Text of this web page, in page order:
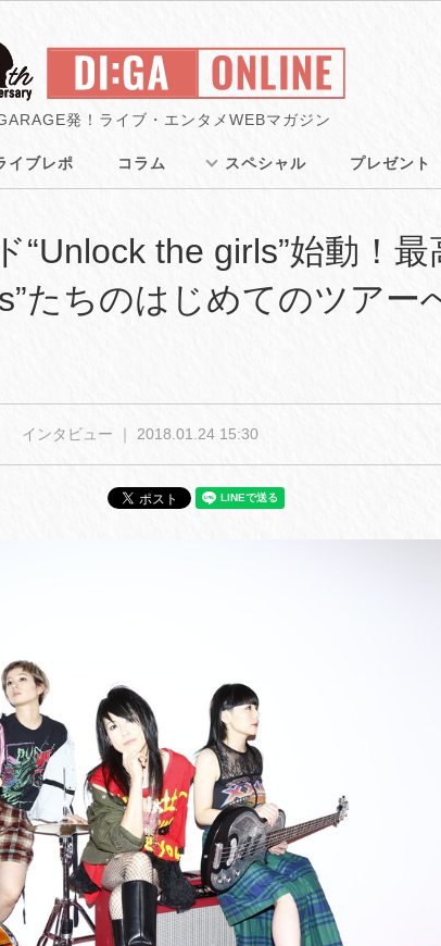
発！ライブ・エンタメWEBマガジン
イブレポ コラム スペシャル プレゼント
“Unlock the girls”始動！最
たちのはじめてのツアー
インタビュー ｜ 2018.01.24 15:30